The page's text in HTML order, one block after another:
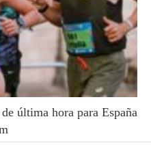
última hora para España